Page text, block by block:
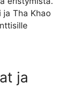
ja Tha Khao
ja